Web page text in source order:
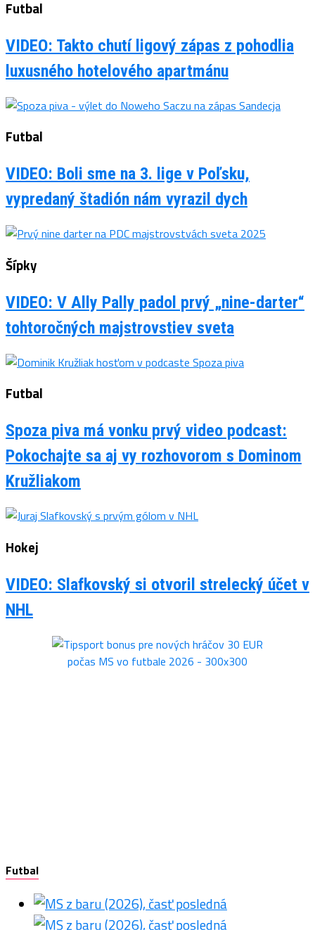
Futbal
VIDEO: Takto chutí ligový zápas z pohodlia
luxusného hotelového apartmánu
Futbal
VIDEO: Boli sme na 3. lige v Poľsku,
vypredaný štadión nám vyrazil dych
Šípky
VIDEO: V Ally Pally padol prvý „nine-darter“
tohtoročných majstrovstiev sveta
Futbal
Spoza piva má vonku prvý video podcast:
Pokochajte sa aj vy rozhovorom s Dominom
Kružliakom
Hokej
VIDEO: Slafkovský si otvoril strelecký účet v
NHL
Futbal